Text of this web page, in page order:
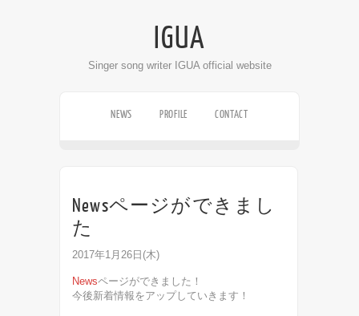
IGUA
Singer song writer IGUA official website
NEWS PROFILE CONTACT
Newsページができまし
た
2017年1月26日(木)
Newsページができました！
今後新着情報をアップしていきます！